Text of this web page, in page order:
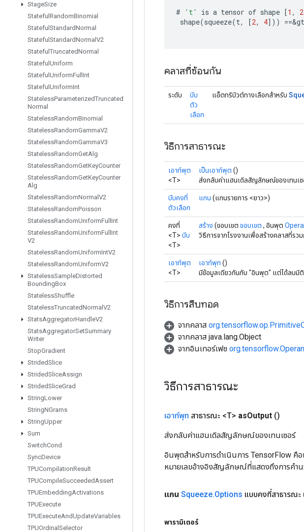
StageSize
Stateful RandomBinomial
Stateful StandardNormal
Stateful StandardNormal V2
Stateful TruncatedNormal
Stateful Uniform
Stateful UniformFull Int
Stateful UniformInt
StatelessParameterizedTruncated
Normal
StatelessRandomBinomial
StatelessRandomGammaV2
StatelessRandomGammaV3
StatelessRandomGetAlg
StatelessRandomGetKeyCounter
StatelessRandomGetKeyCounter
Alg
StatelessRandomNormal V2
StatelessRandomPoisson
StatelessRandomUniformFull Int
StatelessRandomUniformFull Int
V2
StatelessRandomUniformIntV2
StatelessRandomUniformV2
StatelessSampleDistorted
BoundingBox
StatelessShuffle
StatelessTruncatedNormal V2
StatsAggregatorHandleV2
StatsAggregatorSetSummary
Writer
StopGradient
StridedSlice
StridedSliceAssign
StridedSliceGrad
StringLower
StringNGrams
StringUpper
Sum
SwitchCond
SyncDevice
TPUCompilationResult
TPUCompileSucceededAssert
TPUEmbeddingActivations
TPUExecute
TPUExecuteAndUpdateVariables
TPUOrdinal Selector
# 't' is a tensor of shape [1 , 2
shape(squeeze(t, [2, 4] )) ==&gt
คลาสที่ซ้อนกัน
ระดับ
บีบ
ตัว
เลือก
แอ็ตทริบิวต์ทางเลือกสำหรับ
วิธีการสาธารณะ
เอาท์พุต
<T>
เป็นเอาท์พุต ()
ส่งกลับค่าแฮนเดิลสัญลักษณ์ของเทนเซ
บีบคงที่
ตัวเลือก
แกน (แกนรายการ <ยาว>)
คงที่
<T> บีบ
<T>
สร้าง (ขอบเขต ขอบเขต , อินพุต
วิธีการจากโรงงานเพื่อสร้างคลาสที่รว
เอาท์พุต
<T>
เอาท์พุท ()
มีข้อมูลเดียวกันกับ "อินพุต" แต่ได้ลบมิ
วิธีการสืบทอด
จากคลาส
จากคลาส java.lang.Object
จากอินเทอร์เฟซ
วิธีการสาธารณะ
เอาท์พุท สาธารณะ <T> asOutput ()
ส่งกลับค่าแฮนเดิลสัญลักษณ์ของเทนเซอร์
อินพุตสำหรับการดำเนินการ TensorFlow คื
หมายเลขอ้างอิงสัญลักษณ์ที่แสดงถึงการค
แกน Squeeze.Options แบบคงที่สาธารณะ
พารามิเตอร์